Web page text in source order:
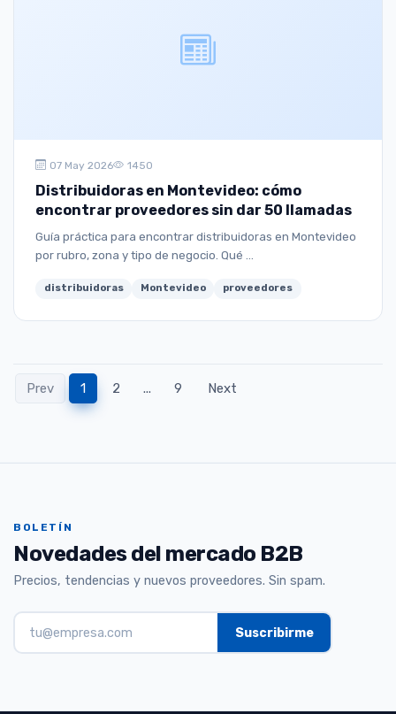
07 May 2026 1450
Distribuidoras en Montevideo: cómo
encontrar proveedores sin dar 50 llamadas
Guía práctica para encontrar distribuidoras en Montevideo
por rubro, zona y tipo de negocio. Qué ...
distribuidoras Montevideo proveedores
Prev 1 2 ... 9 Next
BOLETÍN
Novedades del mercado B2B
Precios, tendencias y nuevos proveedores. Sin spam.